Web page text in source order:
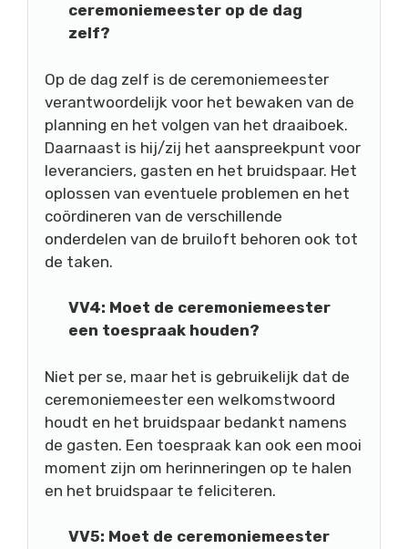
ceremoniemeester op de dag
zelf?
Op de dag zelf is de ceremoniemeester
verantwoordelijk voor het bewaken van de
planning en het volgen van het draaiboek.
Daarnaast is hij/zij het aanspreekpunt voor
leveranciers, gasten en het bruidspaar. Het
oplossen van eventuele problemen en het
coördineren van de verschillende
onderdelen van de bruiloft behoren ook tot
de taken.
VV4: Moet de ceremoniemeester
een toespraak houden?
Niet per se, maar het is gebruikelijk dat de
ceremoniemeester een welkomstwoord
houdt en het bruidspaar bedankt namens
de gasten. Een toespraak kan ook een mooi
moment zijn om herinneringen op te halen
en het bruidspaar te feliciteren.
VV5: Moet de ceremoniemeester